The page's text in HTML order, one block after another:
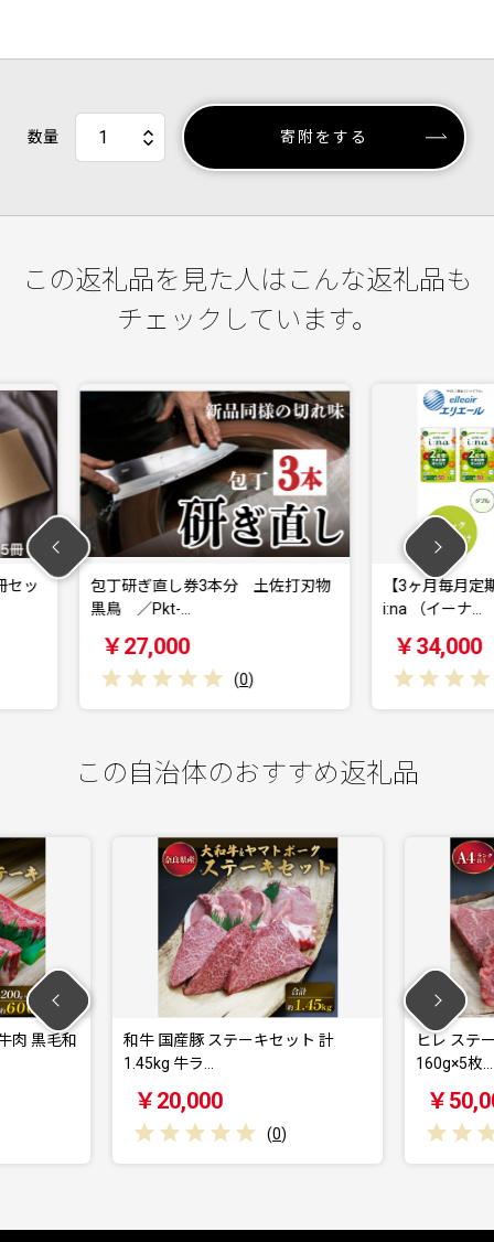
数量 寄附をする
この返礼品を見た人はこんな返礼品も
チェックしています。
本分 土佐打刃物
【3ヶ月毎月定期便】エリエール
i:na （イーナ…
￥34,000
包
黒
この自治体のおすすめ返礼品
産豚 ステーキセット 計
ヒレ ステーキ 大和牛 約800g